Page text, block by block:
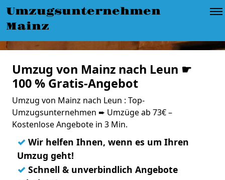
Umzugsunternehmen
Mainz
Umzug von Mainz nach Leun ☛
100 % Gratis-Angebot
Umzug von Mainz nach Leun : Top-
Umzugsunternehmen ➨ Umzüge ab 73€ –
Kostenlose Angebote in 3 Min.
✓ Wir helfen Ihnen, wenn es um Ihren
Umzug geht!
✓ Schnell & unverbindlich Angebote